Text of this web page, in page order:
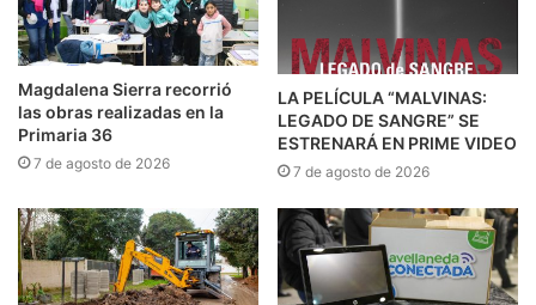
Magdalena Sierra recorrió
las obras realizadas en la
Primaria 36
7 de agosto de 2026
LA PELÍCULA “MALVINAS:
LEGADO DE SANGRE” SE
ESTRENARÁ EN PRIME VIDEO
7 de agosto de 2026